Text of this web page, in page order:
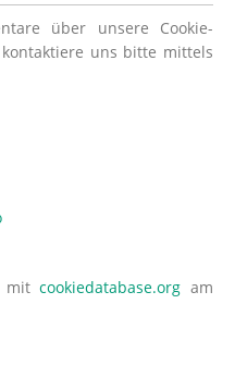
über unsere Cookie-
uns bitte mittels
mitcookiedatabase.org am